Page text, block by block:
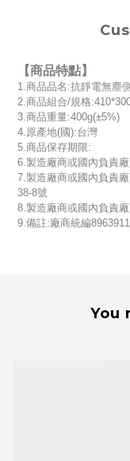
【商品特點】
1.商品品名:抗靜電無塵
2.商品組合/規格
3.商品重量:400g(±5%)
4.原產地(國):台灣
5.商品保存期限:
6.製造廠商或國內負責
7.製造廠商或國內負責
38-8號
8.製造廠商或國內負責
9.備註:廠商統編
You